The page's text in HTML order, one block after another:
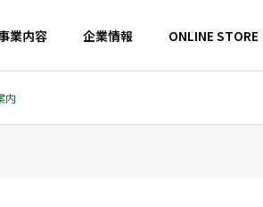
業内容 企業情報 ONLINE STORE
内